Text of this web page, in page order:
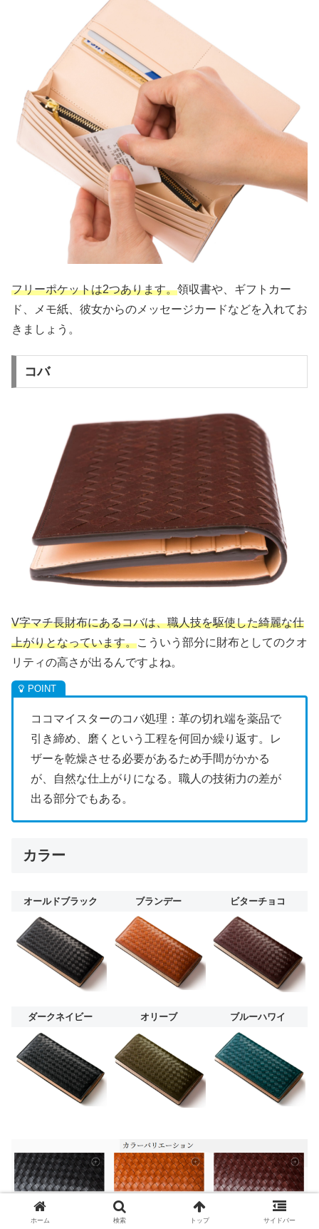
フリーポケットは2つあります。領収書や、ギフトカー
ド、メモ紙、彼女からのメッセージカードなどを入れてお
きましょう。
コバ
V字マチ長財布にあるコバは、職人技を駆使した綺麗な仕
上がりとなっています。こういう部分に財布としてのクオ
リティの高さが出るんですよね。
ココマイスターのコバ処理：革の切れ端を薬品で
引き締め、磨くという工程を何回か繰り返す。レ
ザーを乾燥させる必要があるため手間がかかる
が、自然な仕上がりになる。職人の技術力の差が
出る部分でもある。
カラー
オールドブラック ブランデー ビターチョコ
ダークネイビー オリーブ ブルーハワイ
ホーム 検索 トップ サイドバー